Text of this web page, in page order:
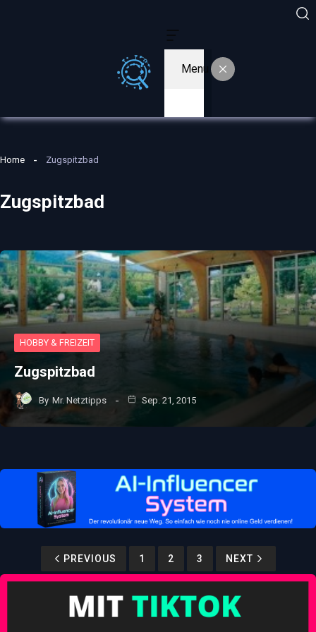
Menu
Home Zugspitzbad
Zugspitzbad
HOBBY & FREIZEIT
Zugspitzbad
By Mr. Netztipps Sep. 21, 2015
PREVIOUS 1 2 3 NEXT